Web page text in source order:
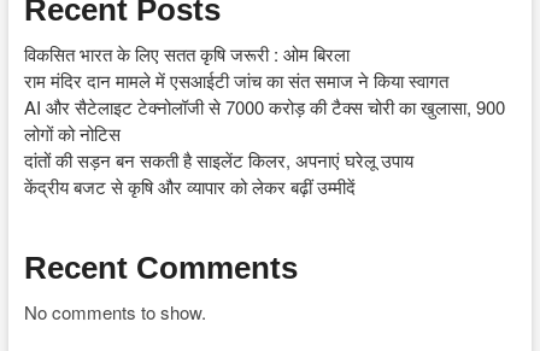
Recent Posts
विकसित भारत के लिए सतत कृषि जरूरी : ओम बिरला
राम मंदिर दान मामले में एसआईटी जांच का संत समाज ने किया स्वागत
AI और सैटेलाइट टेक्नोलॉजी से 7000 करोड़ की टैक्स चोरी का खुलासा, 900
लोगों को नोटिस
दांतों की सड़न बन सकती है साइलेंट किलर, अपनाएं घरेलू उपाय
केंद्रीय बजट से कृषि और व्यापार को लेकर बढ़ीं उम्मीदें
Recent Comments
No comments to show.